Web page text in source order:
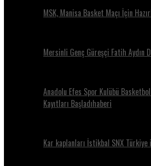
MSK, Manisa Basket Maçı İçin
Mersinli Genç Güreşçi Fatih Aydın
Anadolu Efes Spor Kulübü
Kayıtları Başladıhaberi
Kar kaplanları İstikbal SNX